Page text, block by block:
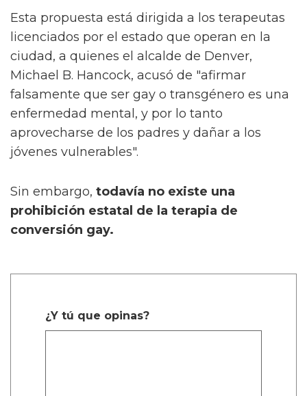
Esta propuesta está dirigida a los terapeutas
licenciados por el estado que operan en la
ciudad, a quienes el alcalde de Denver,
Michael B. Hancock, acusó de "afirmar
falsamente que ser gay o transgénero es una
enfermedad mental, y por lo tanto
aprovecharse de los padres y dañar a los
jóvenes vulnerables".
Sin embargo, todavía no existe una
prohibición estatal de la terapia de
conversión gay.
¿Y tú que opinas?